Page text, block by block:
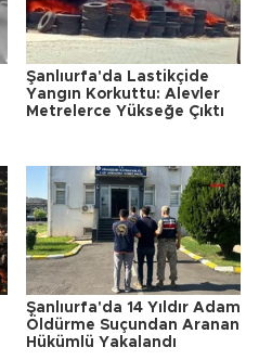
Şanlıurfa'da Lastikçide
Yangın Korkuttu: Alevler
Metrelerce Yükseğe Çıktı
Şanlıurfa'da 14 Yıldır Adam
Öldürme Suçundan Aranan
Hükümlü Yakalandı